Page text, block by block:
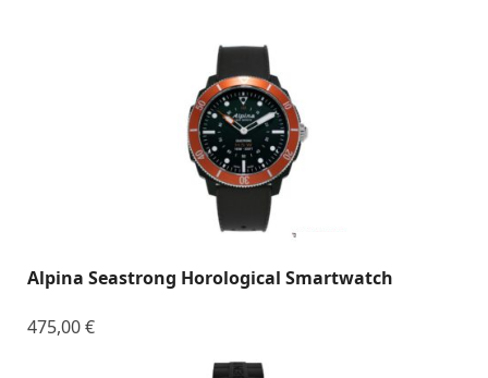
Alpina Seastrong Horological Smartwatch
475,00€